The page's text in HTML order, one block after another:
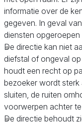
informatie over de
gegeven. In geval
diensten
De directie kan niet
diefstal of ongeval
houdt een recht op
bezoeker wordt
sluiten, de ruiten
voorwerpen achter
De directie behoudt